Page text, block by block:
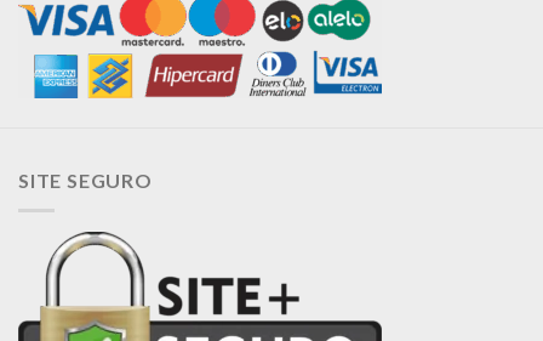
SITE SEGURO